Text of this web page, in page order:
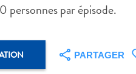
personnes par épisode.
PARTAGER